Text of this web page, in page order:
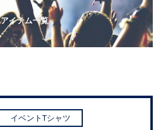
アイテム一覧
イベントTシャツ